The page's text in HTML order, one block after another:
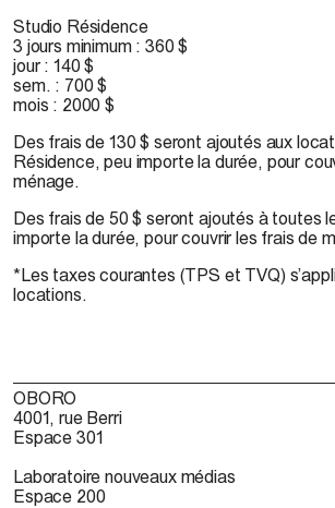
Studio Résidence
3 jours minimum : 360 $
jour : 140 $
sem. : 700 $
mois : 2000 $
Des frais de 130 $ seront ajoutés aux
Résidence, peu importe la durée, pour
ménage.
Des frais de 50 $ seront ajoutés à toutes
importe la durée, pour couvrir les frais de
*Les taxes courantes (TPS et TVQ)
locations.
OBORO
4001, rue Berri
Espace 301
Laboratoire nouveaux médias
Espace 200